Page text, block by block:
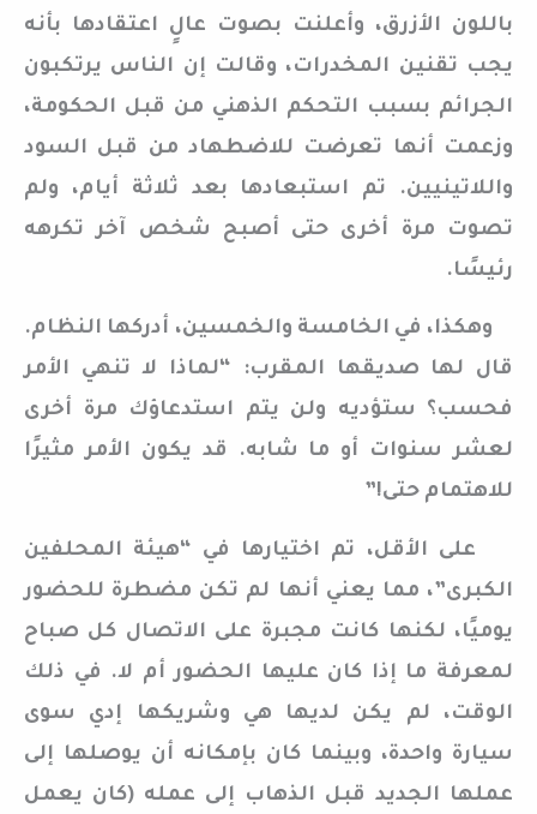
باللون الأزرق، وأعلنت بصوت عالٍ اعتقادها بأنه
يجب تقنين المخدرات، وقالت إن الناس يرتكبون
الجرائم بسبب التحكم الذهني من قبل الحكومة،
وزعمت أنها تعرضت للاضطهاد من قبل السود
واللاتينيين. تم استبعادها بعد ثلاثة أيام، ولم
تصوت مرة أخرى حتى أصبح شخص آخر تكرهه
رئيسًا.
وهكذا، في الخامسة والخمسين، أدركها النظام.
قال لها صديقها المقرب: “لماذا لا تنهي الأمر
فحسب؟ ستؤديه ولن يتم استدعاؤك مرة أخرى
لعشر سنوات أو ما شابه. قد يكون الأمر مثيرًا
للاهتمام حتى!”
على الأقل، تم اختيارها في “هيئة المحلفين
الكبرى”، مما يعني أنها لم تكن مضطرة للحضور
يوميًا، لكنها كانت مجبرة على الاتصال كل صباح
لمعرفة ما إذا كان عليها الحضور أم لا. في ذلك
الوقت، لم يكن لديها هي وشريكها إدي سوى
سيارة واحدة، وبينما كان بإمكانه أن يوصلها إلى
عملها الجديد قبل الذهاب إلى عمله (كان يعمل